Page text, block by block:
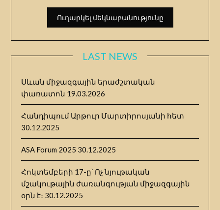
LAST NEWS
Սևան միջազգային երաժշտական
փառատոն 19.03.2026
Հանդիպում Արթուր Մարտիրոսյանի հետ
30.12.2025
ASA Forum 2025 30.12.2025
Հոկտեմբերի 17-ը՝ Ոչ նյութական
մշակութային ժառանգության միջազգային
օրն է։ 30.12.2025